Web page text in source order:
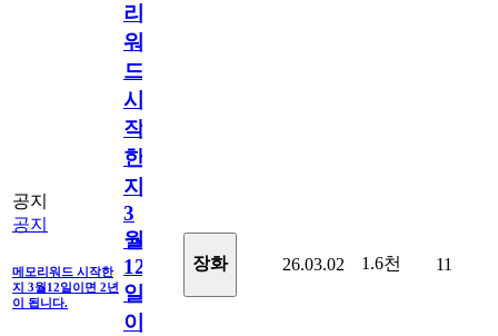
공지
공지
메모리워드 시작한
지 3월12일이면 2년
이 됩니다.
리
워
드
시
작
한
지
3
월
12
일
이
장화 26.03.02 1.6천 11